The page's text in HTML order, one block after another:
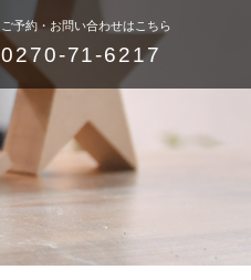
ご予約・お問い合わせはこちら
0270-71-6217